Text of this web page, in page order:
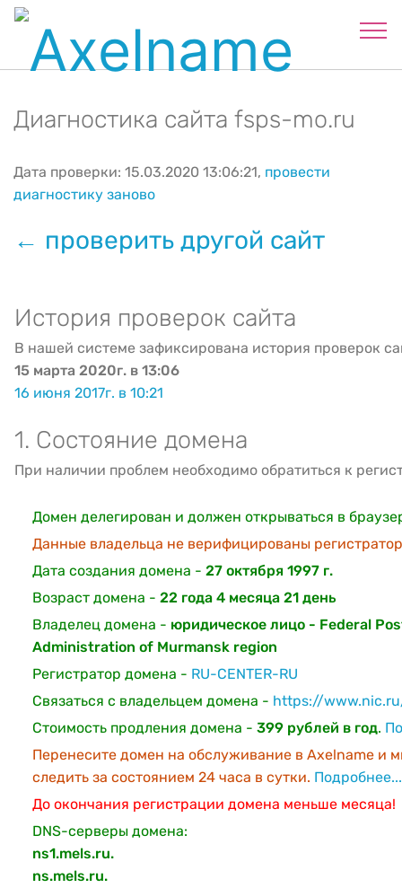
Диагностика сайта fsps-mo.ru
Дата проверки: 15.03.2020 13:06:21, провести
диагностику заново
← проверить другой сайт
История проверок сайта
В нашей системе зафиксирована история проверок
15 марта 2020г. в 13:06
16 июня 2017г. в 10:21
1. Состояние домена
При наличии проблем необходимо обратиться к
Домен делегирован и должен открываться в
Данные владельца не верифицированы
Дата создания домена - 27 октября 1997 г.
Возраст домена - 22 года 4 месяца 21 день
Владелец домена - юридическое лицо - Federal
Administration of Murmansk region
Регистратор домена - RU-CENTER-RU
Связаться с владельцем домена - https://
Стоимость продления домена - 399 рублей в год.
Перенесите домен на обслуживание в Axelname и
следить за состоянием 24 часа в сутки. Подробнее...
До окончания регистрации домена меньше месяца!
DNS-серверы домена:
ns1.mels.ru.
ns.mels.ru.